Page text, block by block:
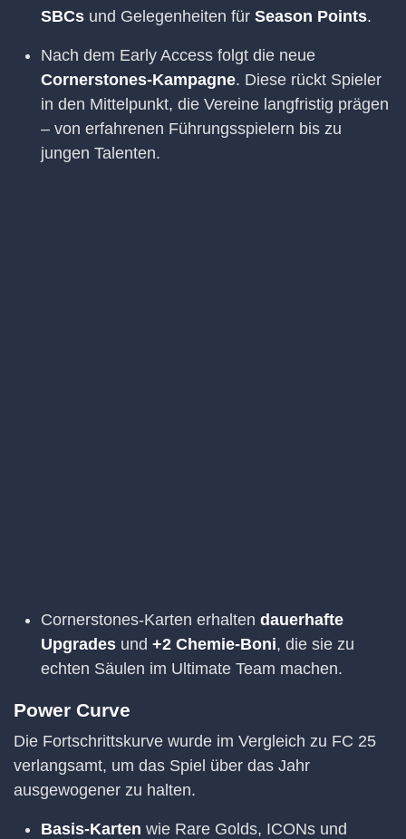
SBCs und Gelegenheiten für Season Points.
Nach dem Early Access folgt die neue
Cornerstones-Kampagne. Diese rückt Spieler
in den Mittelpunkt, die Vereine langfristig prägen
– von erfahrenen Führungsspielern bis zu
jungen Talenten.
Cornerstones-Karten erhalten dauerhafte
Upgrades und +2 Chemie-Boni, die sie zu
echten Säulen im Ultimate Team machen.
Power Curve
Die Fortschrittskurve wurde im Vergleich zu FC 25
verlangsamt, um das Spiel über das Jahr
ausgewogener zu halten.
Basis-Karten wie Rare Golds, ICONs und